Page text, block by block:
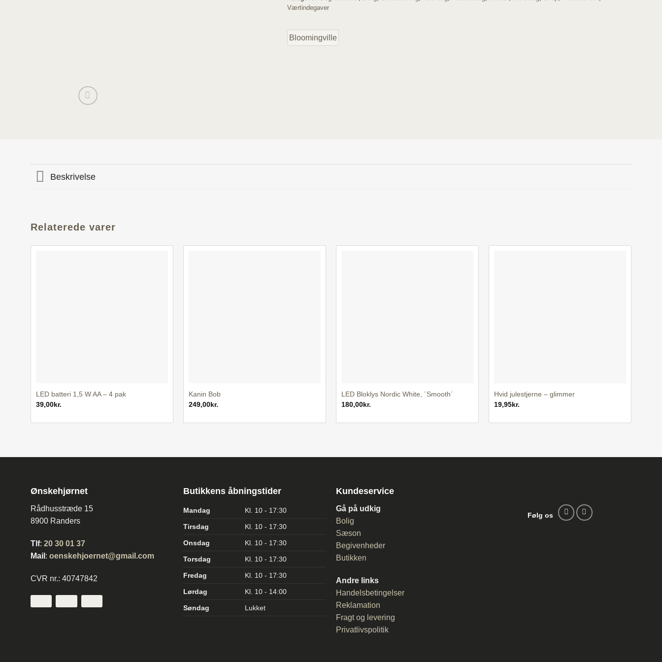
Værtindegaver
Bloomingville
Beskrivelse
Relaterede varer
LED batteri 1,5 W AA – 4 pak
39,00kr.
Kanin Bob
249,00kr.
LED Bloklys Nordic White, ´Smooth´
180,00kr.
Hvid julestjerne – glimmer
19,95kr.
Ønskehjørnet
Rådhusstræde 15
8900 Randers
Tlf: 20 30 01 37
Mail : oenskehjoernet@gmail.com
CVR nr.: 40747842
Butikkens åbningstider
Mandag Kl. 10 - 17:30
Tirsdag Kl. 10 - 17:30
Onsdag Kl. 10 - 17:30
Torsdag Kl. 10 - 17:30
Fredag Kl. 10 - 17:30
Lørdag Kl. 10 - 14:00
Søndag Lukket
Kundeservice
Gå på udkig
Bolig
Sæson
Begivenheder
Butikken
Andre links
Handelsbetingelser
Reklamation
Fragt og levering
Privatlivspolitik
Følg os